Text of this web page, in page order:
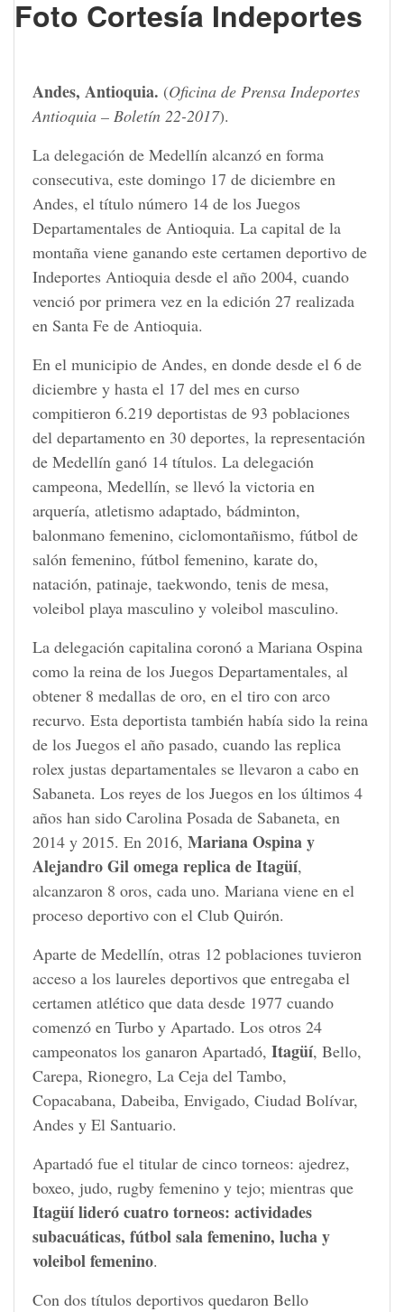
Foto Cortesía Indeportes
Andes, Antioquia. (Oficina de Prensa Indeportes
Antioquia – Boletín 22-2017).
La delegación de Medellín alcanzó en forma
consecutiva, este domingo 17 de diciembre en
Andes, el título número 14 de los Juegos
Departamentales de Antioquia. La capital de la
montaña viene ganando este certamen deportivo de
Indeportes Antioquia desde el año 2004, cuando
venció por primera vez en la edición 27 realizada
en Santa Fe de Antioquia.
En el municipio de Andes, en donde desde el 6 de
diciembre y hasta el 17 del mes en curso
compitieron 6.219 deportistas de 93 poblaciones
del departamento en 30 deportes, la representación
de Medellín ganó 14 títulos. La delegación
campeona, Medellín, se llevó la victoria en
arquería, atletismo adaptado, bádminton,
balonmano femenino, ciclomontañismo, fútbol de
salón femenino, fútbol femenino, karate do,
natación, patinaje, taekwondo, tenis de mesa,
voleibol playa masculino y voleibol masculino.
La delegación capitalina coronó a Mariana Ospina
como la reina de los Juegos Departamentales, al
obtener 8 medallas de oro, en el tiro con arco
recurvo. Esta deportista también había sido la reina
de los Juegos el año pasado, cuando las replica
rolex justas departamentales se llevaron a cabo en
Sabaneta. Los reyes de los Juegos en los últimos 4
años han sido Carolina Posada de Sabaneta, en
2014 y 2015. En 2016, Mariana Ospina y
Alejandro Gil omega replica de Itagüí,
alcanzaron 8 oros, cada uno. Mariana viene en el
proceso deportivo con el Club Quirón.
Aparte de Medellín, otras 12 poblaciones tuvieron
acceso a los laureles deportivos que entregaba el
certamen atlético que data desde 1977 cuando
comenzó en Turbo y Apartado. Los otros 24
campeonatos los ganaron Apartadó, Itagüí, Bello,
Carepa, Rionegro, La Ceja del Tambo,
Copacabana, Dabeiba, Envigado, Ciudad Bolívar,
Andes y El Santuario.
Apartadó fue el titular de cinco torneos: ajedrez,
boxeo, judo, rugby femenino y tejo; mientras que
Itagüí lideró cuatro torneos: actividades
subacuáticas, fútbol sala femenino, lucha y
voleibol femenino.
Con dos títulos deportivos quedaron Bello